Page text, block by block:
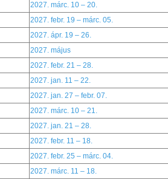
2027. márc. 10 – 20.
2027. febr. 19 – márc. 05.
2027. ápr. 19 – 26.
2027. május
2027. febr. 21 – 28.
2027. jan. 11 – 22.
2027. jan. 27 – febr. 07.
2027. márc. 10 – 21.
2027. jan. 21 – 28.
2027. febr. 11 – 18.
2027. febr. 25 – márc. 04.
2027. márc. 11 – 18.